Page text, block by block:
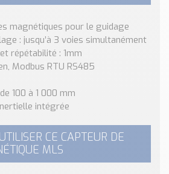
magnétiques pour le guidage
: jusqu’à 3 voies simultanément
répétabilité : 1mm
Modbus RTU RS485
100 à 1 000 mm
intégrée
CE CAPTEUR DE
MLS